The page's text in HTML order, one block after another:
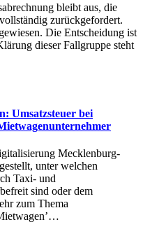
bleibt aus, die
zurückgefordert.
Die Entscheidung ist
dieser Fallgruppe steht
Umsatzsteuer bei
Mecklenburg-
unter welchen
Taxi- und
sind oder dem
zum Thema